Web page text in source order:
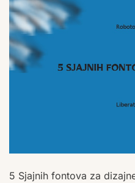
5 Sjajnih fontova za